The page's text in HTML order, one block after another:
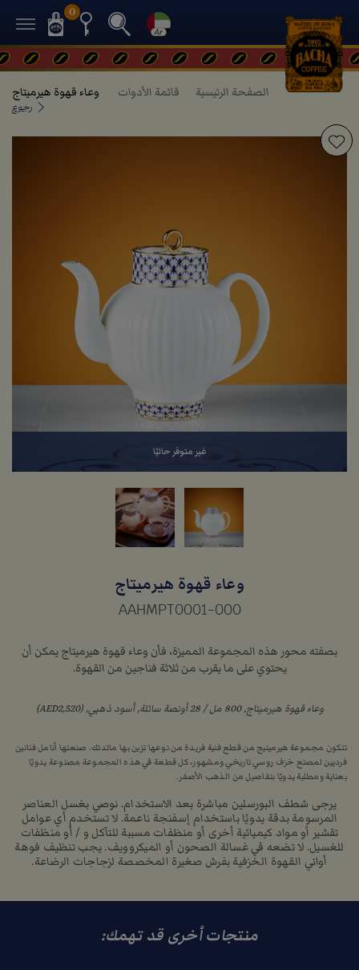
0
الصفحة الرئيسية قائمة الأدوات وعاء قهوة هيرميتاج
رجوع
غير متوفر حاليًا
وعاء قهوة هيرميتاج
AAHMPT0001-000
بصفته محور هذه المجموعة المميزة، فأن وعاء قهوة هيرميتاج يمكن أن
يحتوي على ما يقرب من ثلاثة فناجين من القهوة.
وعاء قهوة هيرميتاج, ‏800 مل / ‏28 أونصة سائلة, أسود ذهبي, (AED2,520)
تتكون مجموعة هيرميتيج من قطع فنية فريدة من نوعها تزين بها مائدتك. صنعتها أنامل فنانين
فرديين لمصنع خزف روسي تاريخي ومشهور، كل قطعة في هذه المجموعة مصنوعة يدويًا
بعناية ومطلية يدويًا بتفاصيل من الذهب الأصفر.
يرجى شطف البورسلين مباشرة بعد الاستخدام. نوصي بغسل العناصر
المرسومة بدقة يدويًا باستخدام إسفنجة ناعمة. لا تستخدم أي عوامل
تقشير أو مواد كيميائية أخرى أو منظفات مسببة للتآكل و / أو منظفات
للغسيل. لا تضعه في غسالة الصحون أو الميكروويف. يجب تنظيف فوهة
أواني القهوة الخزفية بفرش صغيرة المخصصة لزجاجات الرضاعة.
منتجات أخرى قد تهمك: